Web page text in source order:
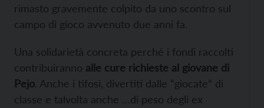
rimasto gravemente colpito da uno scontro sul
campo di gioco avvenuto due anni fa.
Una solidarietà concreta perché i fondi raccolti
contribuiranno alle cure richieste al giovane di
Pejo. Anche i tifosi, divertiti dalle “giocate” di
classe e talvolta anche …di peso degli ex